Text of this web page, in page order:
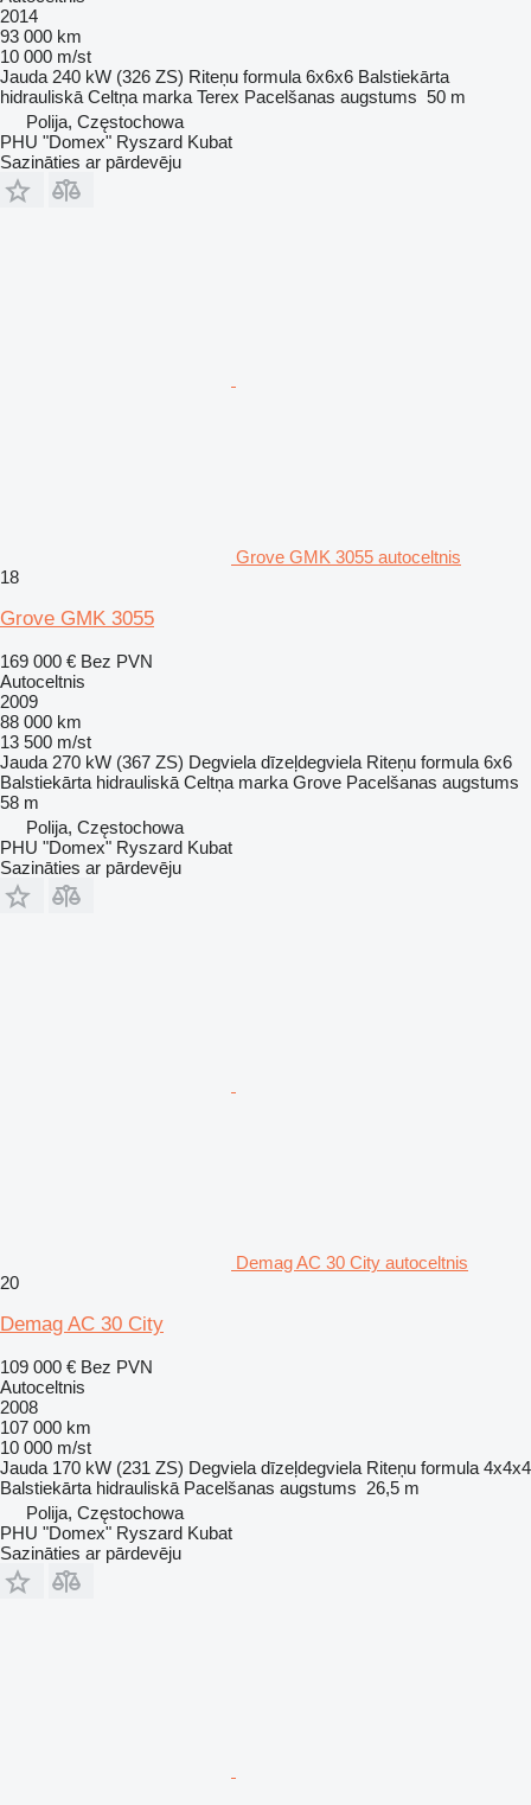
2014
93 000 km
10 000 m/st
Jauda 240 kW (326 ZS) Riteņu formula 6x6x6 Balstiekārta
hidrauliskā Celtņa marka Terex Pacelšanas augstums 50 m
Polija, Częstochowa
PHU "Domex" Ryszard Kubat
Sazināties ar pārdevēju
Grove GMK 3055 autoceltnis
18
Grove GMK 3055
169 000 € Bez PVN
Autoceltnis
2009
88 000 km
13 500 m/st
Jauda 270 kW (367 ZS) Degviela dīzeļdegviela Riteņu formula 6x6
Balstiekārta hidrauliskā Celtņa marka Grove Pacelšanas augstums
58 m
Polija, Częstochowa
PHU "Domex" Ryszard Kubat
Sazināties ar pārdevēju
Demag AC 30 City autoceltnis
20
Demag AC 30 City
109 000 € Bez PVN
Autoceltnis
2008
107 000 km
10 000 m/st
Jauda 170 kW (231 ZS) Degviela dīzeļdegviela Riteņu formula 4x4x4
Balstiekārta hidrauliskā Pacelšanas augstums 26,5 m
Polija, Częstochowa
PHU "Domex" Ryszard Kubat
Sazināties ar pārdevēju